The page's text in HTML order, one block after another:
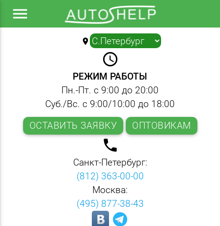
menu
location_on ▼
query_builder
РЕЖИМ РАБОТЫ
Пн.-Пт. с 9:00 до 20:00
Суб./Вс. с 9:00/10:00 до 18:00
ОСТАВИТЬ ЗАЯВКУ
ОПТОВИКАМ
local_phone
Санкт-Петербург:
(812) 363-00-00
Москва:
(495) 877-38-43